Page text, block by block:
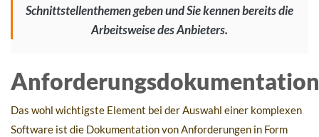
Schnittstellenthemen geben und Sie kennen bereits die
Arbeitsweise des Anbieters.
Anforderungsdokumentation
Das wohl wichtigste Element bei der Auswahl einer komplexen
Software ist die Dokumentation von Anforderungen in Form